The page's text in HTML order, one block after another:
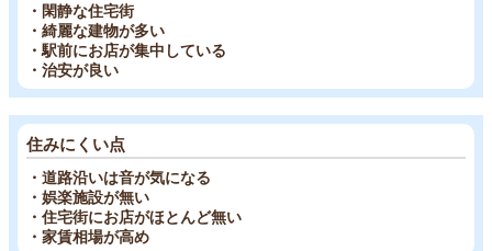
・閑静な住宅街
・綺麗な建物が多い
・駅前にお店が集中している
・治安が良い
住みにくい点
・道路沿いは音が気になる
・娯楽施設が無い
・住宅街にお店がほとんど無い
・家賃相場が高め